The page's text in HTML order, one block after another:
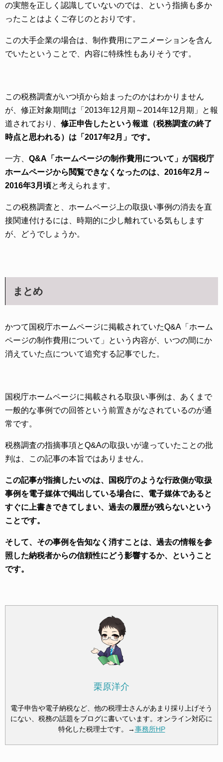
の実態を正しく認識していないのでは、という指摘も多か
ったことはよくご存じのとおりです。
この大手企業の場合は、制作費用にアニメーションを含ん
でいたということで、内容に特殊性もありそうです。
この税務調査がいつ頃から始まったのかはわかりません
が、修正対象期間は「2013年12月期～2014年12月期」と報
道されており、 修正申告したという報道（税務調査の終了
時点と思われる）は「2017年2月」です。
一方、 Q&A「ホームページの制作費用について」が国税庁
ホームページから閲覧できなくなったのは、2016年2月～
2016年3月頃と考えられます。
この税務調査と、ホームページ上の取扱い事例の消去を直
接関連付けるには、時期的に少し離れている気もします
が、どうでしょうか。
まとめ
かつて国税庁ホームページに掲載されていたQ&A「ホーム
ページの制作費用について」という内容が、いつの間にか
消えていた点について追究する記事でした。
国税庁ホームページに掲載される取扱い事例は、あくまで
一般的な事例での回答という前置きがなされているのが通
常です。
税務調査の指摘事項とQ&Aの取扱いが違っていたことの批
判は、この記事の本旨ではありません。
この記事が指摘したいのは、国税庁のような行政側が取扱
事例を電子媒体で掲出している場合に、電子媒体であると
すぐに上書きできてしまい、過去の履歴が残らないという
ことです。
そして、 その事例を告知なく消すことは、過去の情報を参
照した納税者からの信頼性にどう影響するか、ということ
です。
栗原洋介
電子申告や電子納税など、他の税理士さんがあまり採り上げそう
にない、税務の話題をブログに書いています。オンライン対応に
特化した税理士です。→事務所HP